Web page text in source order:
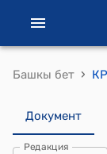
Башкы бет ›
Документ
Редакция